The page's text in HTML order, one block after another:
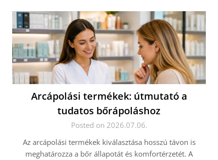
Arcápolási termékek: útmutató a
tudatos bőrápoláshoz
Posted on 2026.07.06.
Az arcápolási termékek kiválasztása hosszú távon is
meghatározza a bőr állapotát és komfortérzetét. A